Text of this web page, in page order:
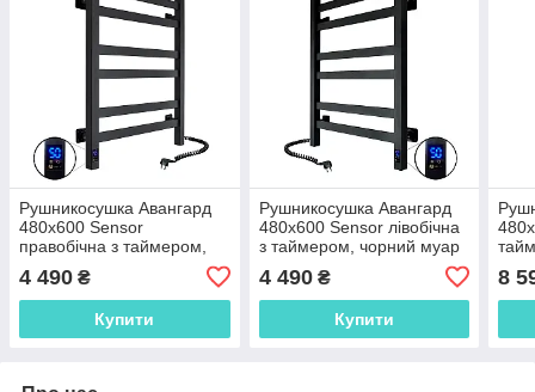
Рушникосушка Авангард
480х600 Sensor
правобічна з таймером,
чорний муар 12-228053-
4860
4 490 ₴
Купити
Рушникосушка Авангард
480х600 Sensor лівобічна
з таймером, чорний муар
4 490₴
Купити
8